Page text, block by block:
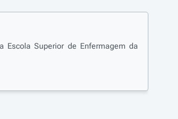
Superior de Enfermagem da